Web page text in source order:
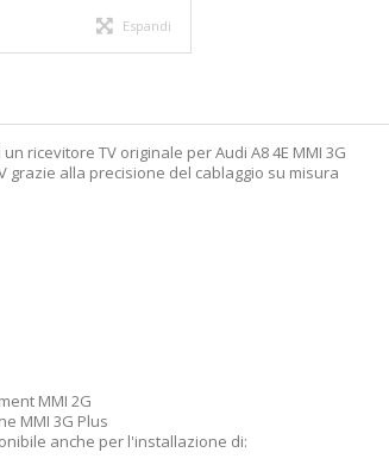
Espandi
ricevitore TV originale per Audi A8 4E MMI 3G
grazie alla precisione del cablaggio su misura
MMI 2G
MMI 3G Plus
anche per l'installazione di: